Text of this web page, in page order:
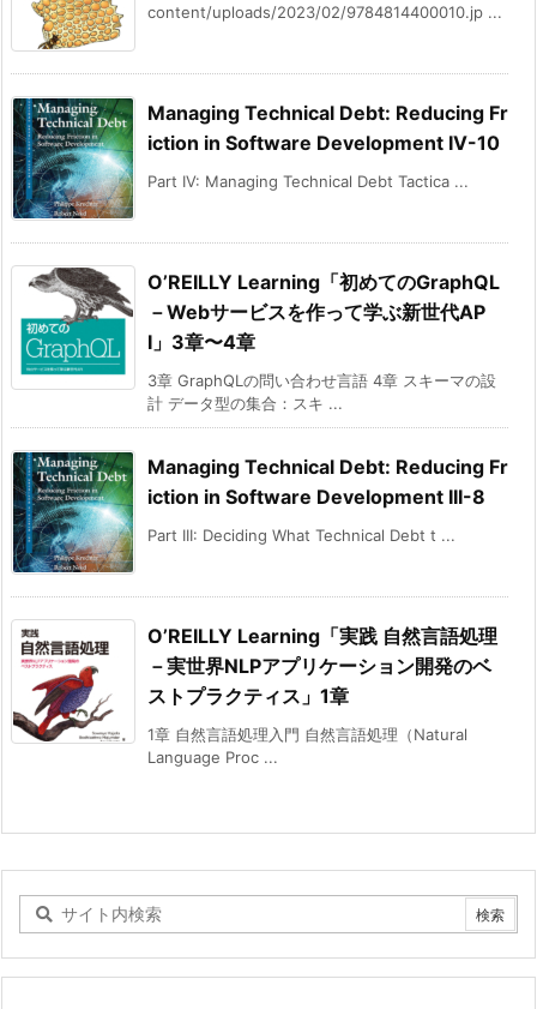
content/uploads/2023/02/9784814400010.jp ...
Managing Technical Debt: Reducing Fr
iction in Software Development IV-10
Part IV: Managing Technical Debt Tactica ...
O’REILLY Learning「初めてのGraphQL
－Webサービスを作って学ぶ新世代AP
I」3章〜4章
3章 GraphQLの問い合わせ言語 4章 スキーマの設
計 データ型の集合：スキ ...
Managing Technical Debt: Reducing Fr
iction in Software Development III-8
Part III: Deciding What Technical Debt t ...
O’REILLY Learning「実践 自然言語処理
－実世界NLPアプリケーション開発のベ
ストプラクティス」1章
1章 自然言語処理入門 自然言語処理（Natural
Language Proc ...